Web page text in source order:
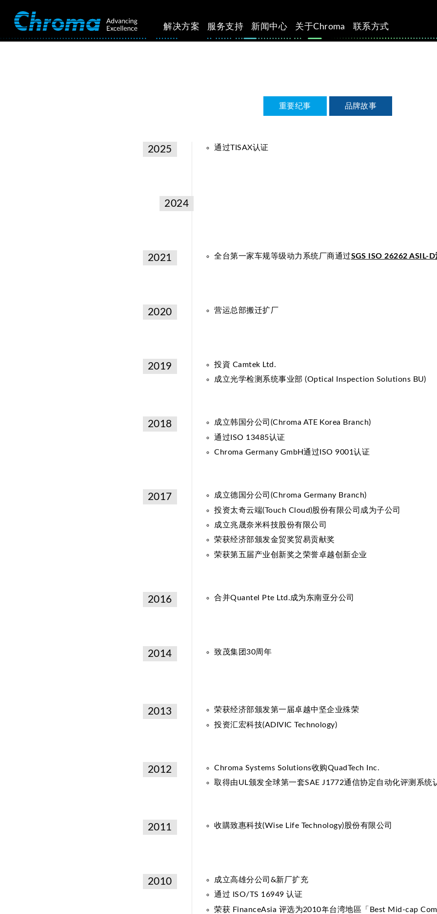
解决方案 服务支持 新闻中心 关于Chroma 联系方式
重要纪事 品牌故事
2025 通过TISAX认证
2024
2021 全台第一家车规等级动力系统厂商通过SGS ISO 26262 ASIL-
2020 营运总部搬迁扩厂
2019
投資 Camtek Ltd.
成立光学检测系统事业部 (Optical Inspection Solutions BU)
2018
成立韩国分公司(Chroma ATE Korea Branch)
通过ISO 13485认证
Chroma Germany GmbH通过ISO 9001认证
2017
成立德国分公司(Chroma Germany Branch)
投资太奇云端(Touch Cloud)股份有限公司成为子公司
成立兆晟奈米科技股份有限公司
荣获经济部颁发金贸奖贸易贡献奖
荣获第五届产业创新奖之荣誉卓越创新企业
2016 合并Quantel Pte Ltd.成为东南亚分公司
2014 致茂集团30周年
2013
荣获经济部颁发第一届卓越中坚企业殊荣
投资汇宏科技(ADIVIC Technology)
2012
Chroma Systems Solutions收购QuadTech Inc.
取得由UL颁发全球第一套SAE J1772通信协定自动化评测系统
2011 收購致惠科技(Wise Life Technology)股份有限公司
2010
成立高雄分公司&新厂扩充
通过 ISO/TS 16949 认证
荣获 FinanceAsia 评选为2010年台湾地區「Best Mid-cap